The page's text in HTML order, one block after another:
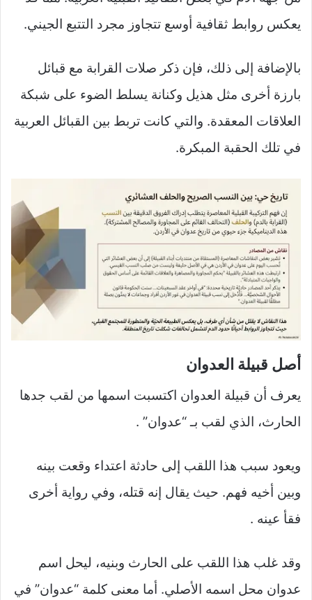
يعكس روابط ثقافية أوسع تتجاوز مجرد التتبع الجيني.
بالإضافة إلى ذلك، فإن ذكر صلات القرابة مع قبائل
بارزة أخرى مثل هذيل وكنانة يسلط الضوء على شبكة
العلاقات المعقدة. والتي كانت تربط بين القبائل العربية
في تلك الحقبة المبكرة.
أصل قبيلة العدوان
يعرف أن قبيلة العدوان اكتسبت اسمها من لقب جدها
الحارث، الذي لقب بـ “عدوان” .
ويعود سبب هذا اللقب إلى حادثة اعتداء وقعت بينه
وبين أخيه فهم. حيث يقال إنه قتله، وفي رواية أخرى
فقأ عينه .
وقد غلب هذا اللقب على الحارث وبنيه، ليحل اسم
عدوان محل اسمه الأصلي. أما معنى كلمة “عدوان” في